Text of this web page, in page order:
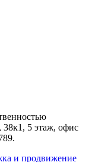
5 этаж, офис
и продвижение